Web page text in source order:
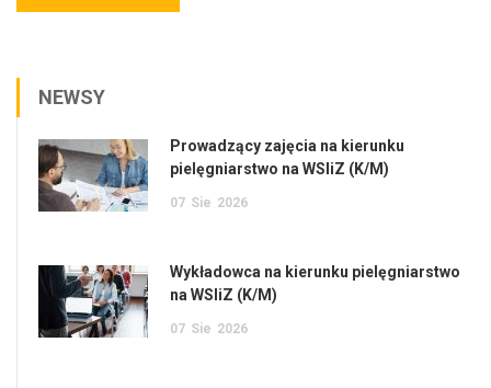
NEWSY
Prowadzący zajęcia na kierunku
pielęgniarstwo na WSIiZ (K/M)
07 Sie 2026
Wykładowca na kierunku pielęgniarstwo
na WSIiZ (K/M)
07 Sie 2026